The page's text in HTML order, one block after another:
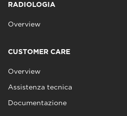
RADIOLOGIA
Overview
CUSTOMER CARE
Overview
Assistenza tecnica
Documentazione